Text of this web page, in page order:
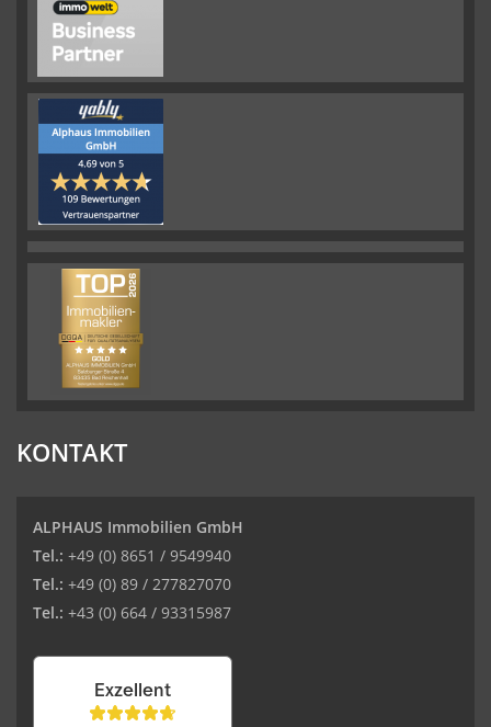
KONTAKT
ALPHAUS Immobilien GmbH
Tel.: +49 (0) 8651 / 9549940
Tel.: +49 (0) 89 / 277827070
Tel.: +43 (0) 664 / 93315987